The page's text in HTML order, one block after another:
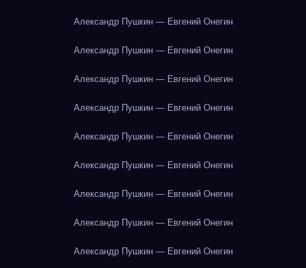
Александр Пушкин — Евгений Онегин
Александр Пушкин — Евгений Онегин
Александр Пушкин — Евгений Онегин
Александр Пушкин — Евгений Онегин
Александр Пушкин — Евгений Онегин
Александр Пушкин — Евгений Онегин
Александр Пушкин — Евгений Онегин
Александр Пушкин — Евгений Онегин
Александр Пушкин — Евгений Онегин